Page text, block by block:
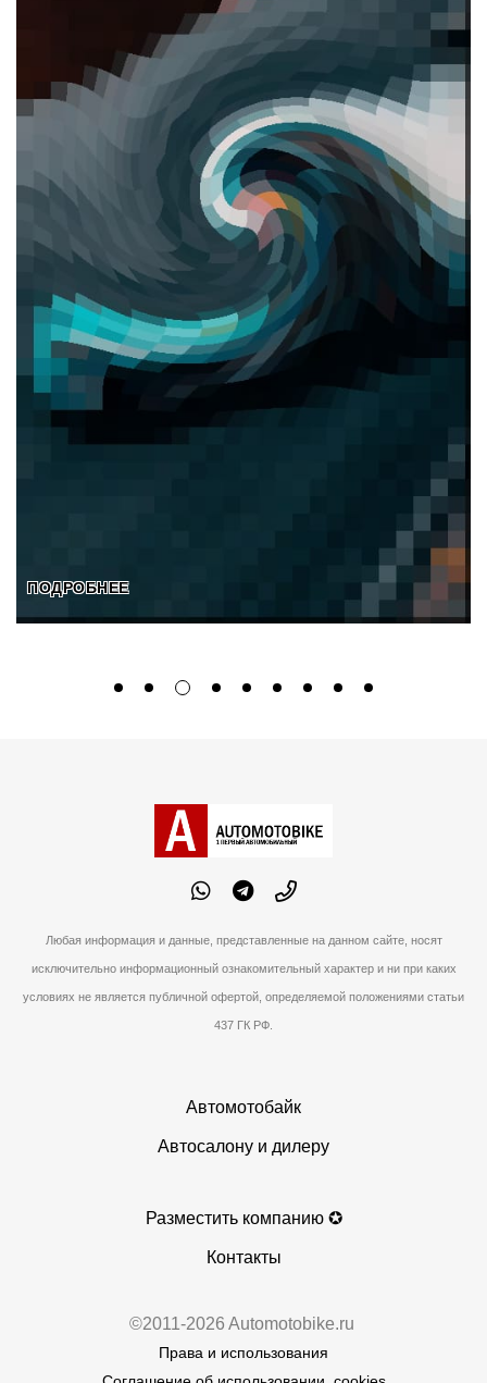
ПОДРОБНЕЕ
Любая информация и данные, представленные на данном сайте, носят
исключительно информационный ознакомительный характер и ни при каких
условиях не является публичной офертой, определяемой положениями статьи
437 ГК РФ.
Автомотобайк
Автосалону и дилеру
Разместить компанию ✪
Контакты
©2011-2026 Automotobike.ru
Права и использования